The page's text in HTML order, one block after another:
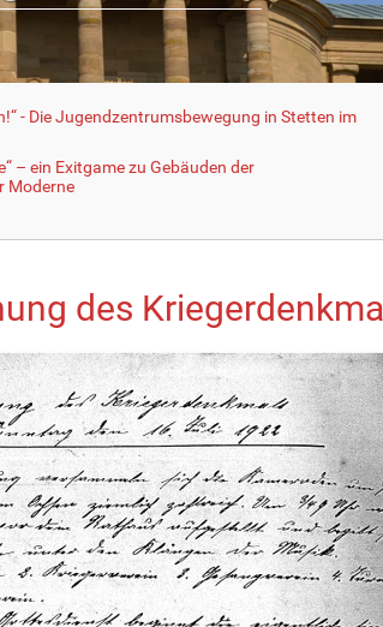
- Die Jugendzentrumsbewegung in Stetten im
– ein Exitgame zu Gebäuden der
Moderne
des